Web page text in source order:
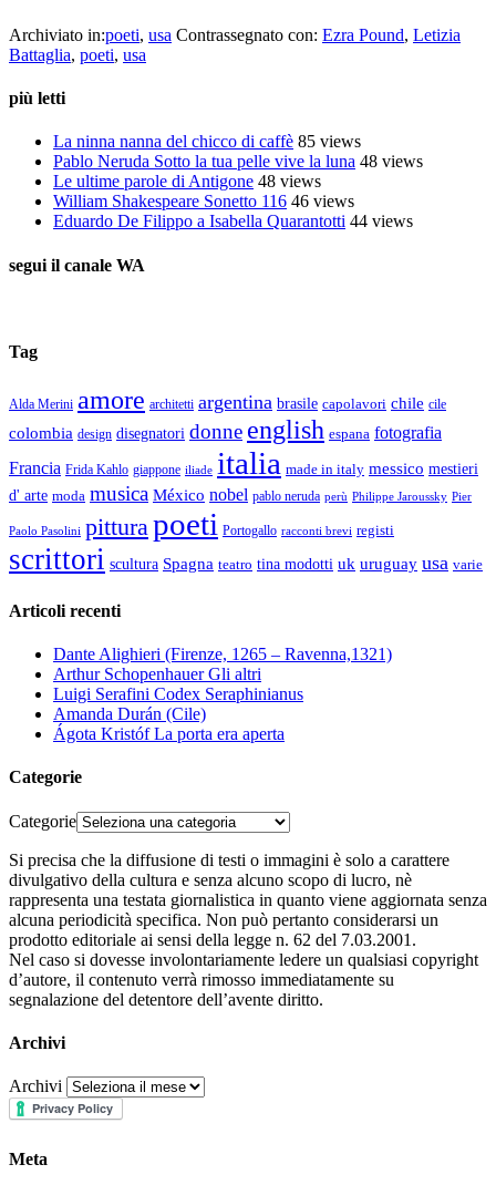
Archiviato in:poeti, usa Contrassegnato con: Ezra Pound, Letizia
Battaglia, poeti, usa
più letti
La ninna nanna del chicco di caffè 85 views
Pablo Neruda Sotto la tua pelle vive la luna 48 views
Le ultime parole di Antigone 48 views
William Shakespeare Sonetto 116 46 views
Eduardo De Filippo a Isabella Quarantotti 44 views
segui il canale WA
Tag
Alda Merini amore architetti argentina brasile capolavori chile cile
colombia design disegnatori donne english espana fotografia
Francia Frida Kahlo giappone iliade italia made in italy messico mestieri
d' arte moda musica México nobel pablo neruda perù Philippe Jaroussky Pier
Paolo Pasolini pitturapoeti Portogallo racconti brevi registi
scrittori scultura Spagna teatro tina modotti uk uruguay usa varie
Articoli recenti
Dante Alighieri (Firenze, 1265 – Ravenna,1321)
Arthur Schopenhauer Gli altri
Luigi Serafini Codex Seraphinianus
Amanda Durán (Cile)
Ágota Kristóf La porta era aperta
Categorie
Categorie
Si precisa che la diffusione di testi o immagini è solo a carattere
divulgativo della cultura e senza alcuno scopo di lucro, nè
rappresenta una testata giornalistica in quanto viene aggiornata senza
alcuna periodicità specifica. Non può pertanto considerarsi un
prodotto editoriale ai sensi della legge n. 62 del 7.03.2001.
Nel caso si dovesse involontariamente ledere un qualsiasi copyright
d’autore, il contenuto verrà rimosso immediatamente su
segnalazione del detentore dell’avente diritto.
Archivi
Archivi
Meta